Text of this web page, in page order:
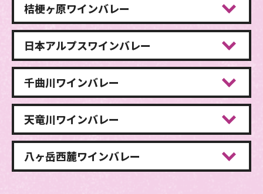
桔梗ヶ原ワインバレー
日本アルプスワインバレー
千曲川ワインバレー
天竜川ワインバレー
八ヶ岳西麓ワインバレー